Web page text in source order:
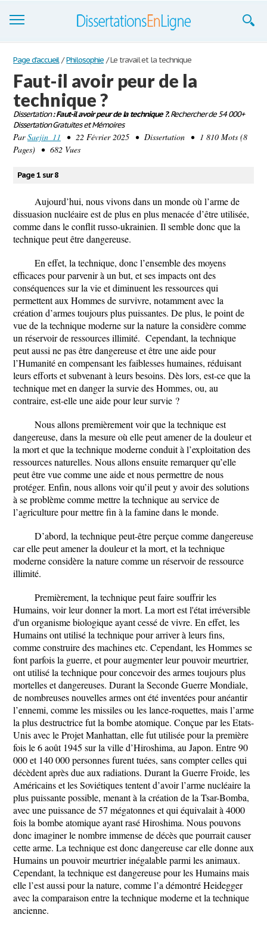
Dissertations
S'inscrire
Se connecter
Contactez-nous
Page d'accueil / Philosophie /Le travail et la technique
Faut-il avoir peur de la
technique ?
Dissertation: Faut-il avoir peur de la technique ?.Rechercher de 54 000+
Dissertation Gratuites et Mémoires
ParSaejin_11 • 22 Février 2025 • Dissertation • 1 810 Mots (8
Pages) • 682 Vues
Page 1 sur 8
Aujourd’hui, nous vivons dans un monde où l’arme de
dissuasion nucléaire est de plus en plus menacée d’être utilisée,
comme dans le conflit russo-ukrainien. Il semble donc que la
technique peut être dangereuse.
En effet, la technique, donc l’ensemble des moyens
efficaces pour parvenir à un but, et ses impacts ont des
conséquences sur la vie et diminuent les ressources qui
permettent aux Hommes de survivre, notamment avec la
création d’armes toujours plus puissantes. De plus, le point de
vue de la technique moderne sur la nature la considère comme
un réservoir de ressources illimité. Cependant, la technique
peut aussi ne pas être dangereuse et être une aide pour
l’Humanité en compensant les faiblesses humaines, réduisant
leurs efforts et subvenant à leurs besoins. Dès lors, est-ce que la
technique met en danger la survie des Hommes, ou, au
contraire, est-elle une aide pour leur survie ?
Nous allons premièrement voir que la technique est
dangereuse, dans la mesure où elle peut amener de la douleur et
la mort et que la technique moderne conduit à l’exploitation des
ressources naturelles. Nous allons ensuite remarquer qu’elle
peut être vue comme une aide et nous permettre de nous
protéger. Enfin, nous allons voir qu’il peut y avoir des solutions
à se problème comme mettre la technique au service de
l’agriculture pour mettre fin à la famine dans le monde.
D’abord, la technique peut-être perçue comme dangereuse
car elle peut amener la douleur et la mort, et la technique
moderne considère la nature comme un réservoir de ressource
illimité.
Premièrement, la technique peut faire souffrir les
Humains, voir leur donner la mort. La mort est l'état irréversible
d'un organisme biologique ayant cessé de vivre. En effet, les
Humains ont utilisé la technique pour arriver à leurs fins,
comme construire des machines etc. Cependant, les Hommes se
font parfois la guerre, et pour augmenter leur pouvoir meurtrier,
ont utilisé la technique pour concevoir des armes toujours plus
mortelles et dangereuses. Durant la Seconde Guerre Mondiale,
de nombreuses nouvelles armes ont été inventées pour anéantir
l’ennemi, comme les missiles ou les lance-roquettes, mais l’arme
la plus destructrice fut la bombe atomique. Conçue par les Etats-
Unis avec le Projet Manhattan, elle fut utilisée pour la première
fois le 6 août 1945 sur la ville d’Hiroshima, au Japon. Entre 90
000 et 140 000 personnes furent tuées, sans compter celles qui
décèdent après due aux radiations. Durant la Guerre Froide, les
Américains et les Soviétiques tentent d’avoir l’arme nucléaire la
plus puissante possible, menant à la création de la Tsar-Bomba,
avec une puissance de 57 mégatonnes et qui équivalait à 4000
fois la bombe atomique ayant rasé Hiroshima. Nous pouvons
donc imaginer le nombre immense de décès que pourrait causer
cette arme. La technique est donc dangereuse car elle donne aux
Humains un pouvoir meurtrier inégalable parmi les animaux.
Cependant, la technique est dangereuse pour les Humains mais
elle l’est aussi pour la nature, comme l’a démontré Heidegger
avec la comparaison entre la technique moderne et la technique
ancienne.